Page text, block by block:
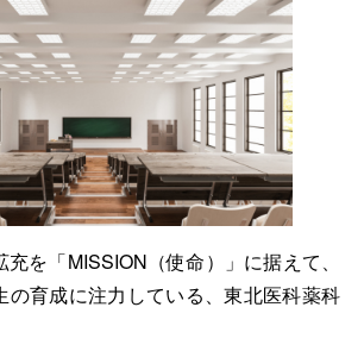
を「MISSION（使命）」に据えて、
の育成に注力している、東北医科薬科